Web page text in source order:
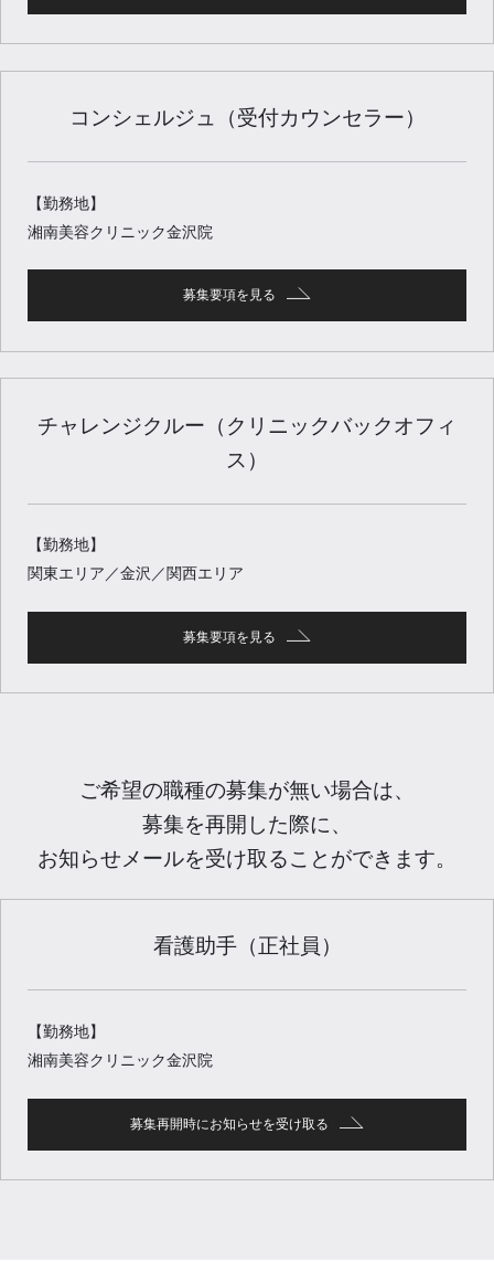
コンシェルジュ（受付カウンセラー）
【勤務地】
湘南美容クリニック金沢院
募集要項を見る
チャレンジクルー（クリニックバックオフィ
ス）
【勤務地】
関東エリア／金沢／関西エリア
募集要項を見る
ご希望の職種の募集が無い場合は、
募集を再開した際に、
お知らせメールを受け取ることができます。
看護助手（正社員）
【勤務地】
湘南美容クリニック金沢院
募集再開時にお知らせを受け取る